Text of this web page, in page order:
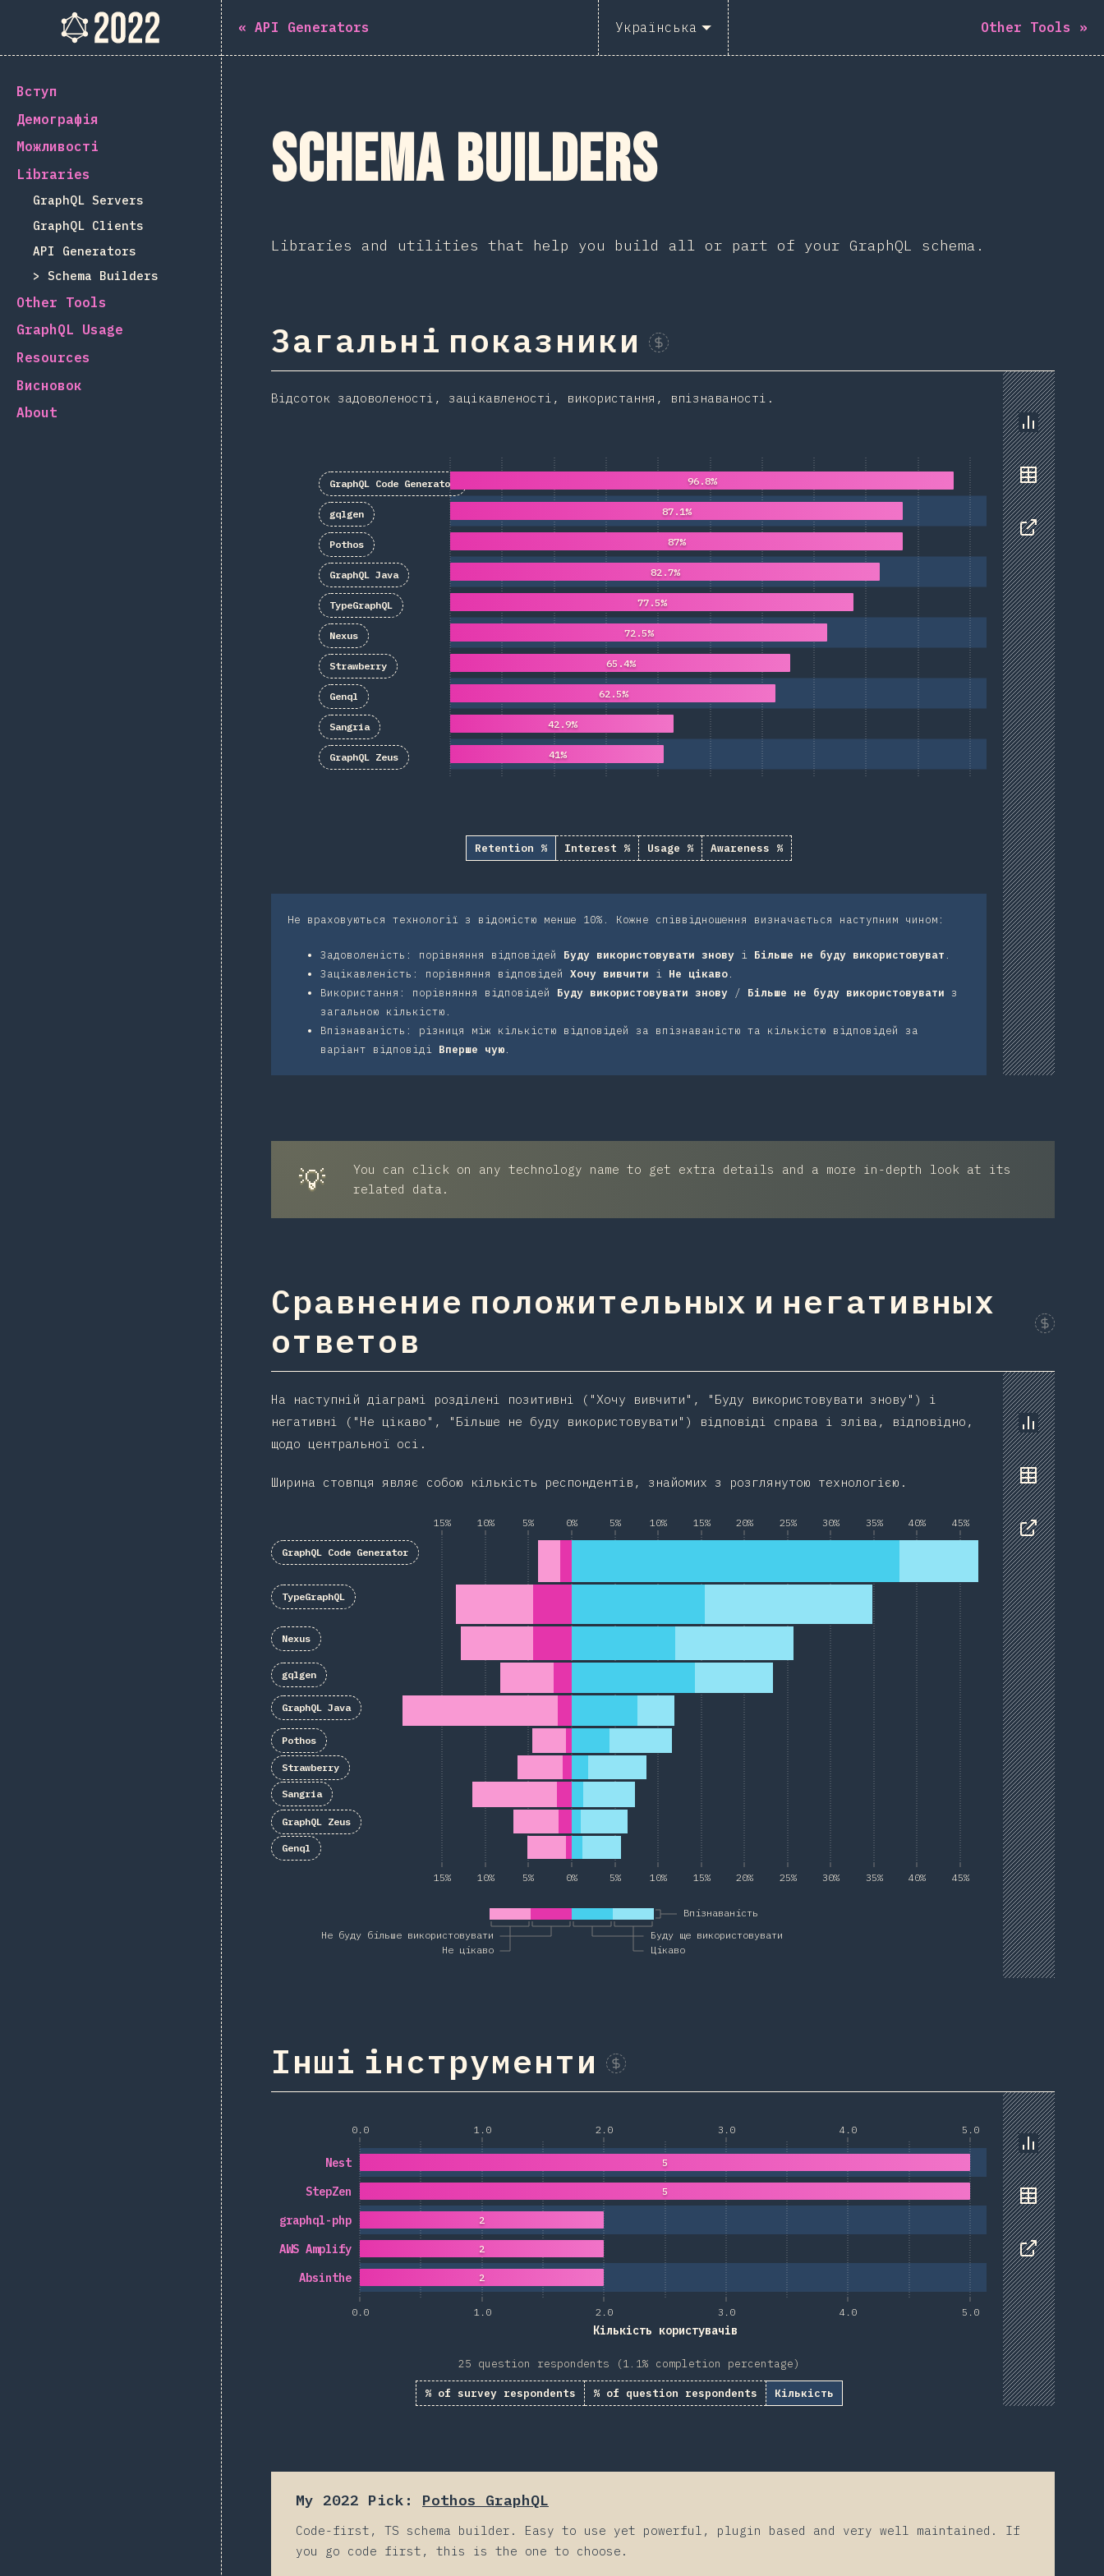
The State of GraphQL 2022
[ua-UA] general.back_to_intro
Вступ
Демографія
Можливості
Libraries
GraphQL Servers
GraphQL Clients
API Generators
Schema Builders
Other Tools
GraphQL Usage
Resources
Висновок
About
« API Generators Українська Other Tools »
Schema Builders
Libraries and utilities that help you build all or part of your GraphQL schema.
Загальні показники Sponsor This Chart
Chart
Data
Share
Відсоток задоволеності, зацікавленості, використання, впізнаваності.
GraphQL Zeus
Sangria
Genql
Strawberry
Nexus
TypeGraphQL
GraphQL Java
Pothos
gqlgen
GraphQL Code Generator
41%
42.9%
62.5%
65.4%
72.5%
77.5%
82.7%
87%
87.1%
96.8%
Retention % Interest % Usage % Awareness %
Не враховуються технології з відомістю менше 10%. Кожне співвідношення визначається наступним чином:
Задоволеність: порівняння відповідей Буду використовувати знову і Більше не буду використовуват .
Зацікавленість: порівняння відповідей Хочу вивчити і Не цікаво.
Використання: порівняння відповідей Буду використовувати знову / Більше не буду використовувати з
загальною кількістю.
Впізнаваність: різниця між кількістю відповідей за впізнаваністю та кількістю відповідей за
варіант відповіді Вперше чую.
💡
You can click on any technology name to get extra details and a more in-depth look at its
related data.
Сравнение положительных и негативных
ответов
Sponsor
Chart
Data
Share
На наступній діаграмі розділені позитивні ("Хочу вивчити", "Буду використовувати знову") і
негативні ("Не цікаво", "Більше не буду використовувати") відповіді справа і зліва, відповідно,
щодо центральної осі.
Ширина стовпця являє собою кількість респондентів, знайомих з розглянутою технологією.
Не цікаво
Не буду більше використовувати
Буду ще використовувати
Цікаво
Впізнаваність
15% 10% 5% 0% 5% 10% 15% 20% 25% 30% 35% 40% 45%
15% 10% 5% 0% 5% 10% 15% 20% 25% 30% 35% 40% 45%
GraphQL Code Generator
TypeGraphQL
Nexus
gqlgen
GraphQL Java
Pothos
Strawberry
Sangria
GraphQL Zeus
Genql
Інші інструменти Sponsor This Chart
Chart
Data
Share
0.0 1.0 2.0 3.0 4.0 5.0
0.0 1.0 2.0 3.0 4.0 5.0
Кількість користувачів
Absinthe
AWS Amplify
graphql-php
StepZen
Nest
2
2
2
5
5
25 question respondents (1.1% completion percentage)
% of survey respondents % of question respondents Кількість
My 2022 Pick: Pothos GraphQL
Code-first, TS schema builder. Easy to use yet powerful, plugin based and very well maintained. If
you go code first, this is the one to choose.